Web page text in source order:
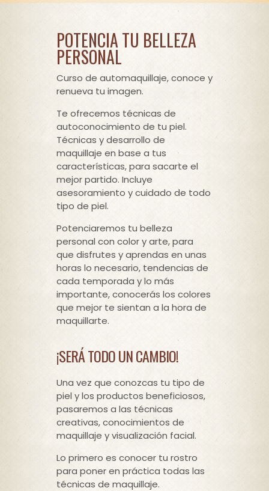
POTENCIA TU BELLEZA
PERSONAL
Curso de automaquillaje, conoce y
renueva tu imagen.
Te ofrecemos técnicas de
autoconocimiento de tu piel.
Técnicas y desarrollo de
maquillaje en base a tus
características, para sacarte el
mejor partido. Incluye
asesoramiento y cuidado de todo
tipo de piel.
Potenciaremos tu belleza
personal con color y arte, para
que disfrutes y aprendas en unas
horas lo necesario, tendencias de
cada temporada y lo más
importante, conocerás los colores
que mejor te sientan a la hora de
maquillarte.
¡SERÁ TODO UN CAMBIO!
Una vez que conozcas tu tipo de
piel y los productos beneficiosos,
pasaremos a las técnicas
creativas, conocimientos de
maquillaje y visualización facial.
Lo primero es conocer tu rostro
para poner en práctica todas las
técnicas de maquillaje.